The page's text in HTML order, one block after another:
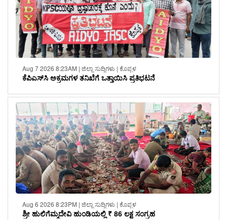
Aug 7 2026 8:23AM | ಜಿಲ್ಲಾ ಸುದ್ದಿಗಳು | ಕೊಪ್ಪಳ
ಕೆಪಿಎಸ್‌ಸಿ ಅಕ್ರಮಗಳ ತನಿಖೆಗೆ ಒತ್ತಾಯಿಸಿ ಪ್ರತಿಭಟನೆ
Aug 6 2026 8:23PM | ಜಿಲ್ಲಾ ಸುದ್ದಿಗಳು | ಕೊಪ್ಪಳ
ಶ್ರೀ ಹುಲಿಗೆಮ್ಮದೇವಿ ಹುಂಡಿಯಲ್ಲಿ ₹ 86 ಲಕ್ಷ ಸಂಗ್ರಹ